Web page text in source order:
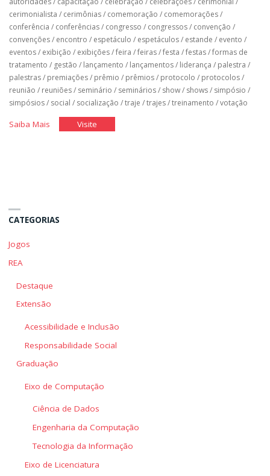
cerimonialista / cerimônias/ comemoração / comemorações/
conferência / conferências/ congresso / congressos/ convenção /
convenções/ encontro / espetáculo / espetáculos/ estande / evento /
eventos/ exibição / exibições/feira /feiras/festa /festas/formas de
tratamento / gestão / lançamento / lançamentos/ liderança / palestra /
palestras/ premiações/ prêmio / prêmios/ protocolo / protocolos/
reunião / reuniões/ seminário / seminários/ show/ shows/ simpósio /
simpósios/ social / socialização /traje /trajes/treinamento /votação
Saiba Mais"Cerimonial
Visite"Cerimonial
CATEGORIAS
Jogos
REA
Destaque
Extensão
Acessibilidade e Inclusão
Responsabilidade Social
Graduação
Eixo de Computação
Ciência de Dados
Engenharia da Computação
Tecnologia da Informação
Eixo de Licenciatura